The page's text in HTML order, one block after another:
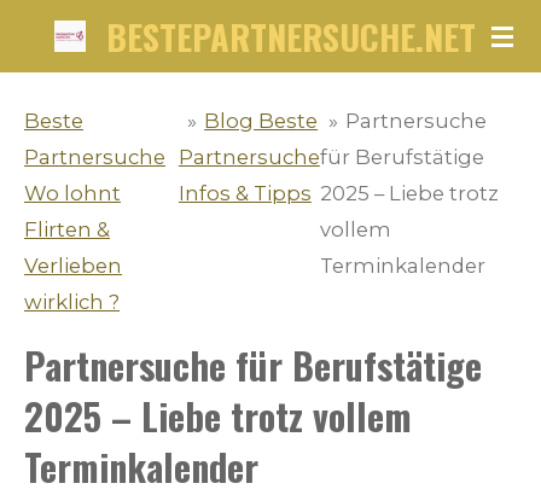
BESTEPARTNERSUCHE.NET
Beste
Partnersuche
Wo lohnt
Flirten &
Verlieben
wirklich ?
» Blog Beste
Partnersuche
Infos & Tipps
» Partnersuche
für Berufstätige
2025 – Liebe trotz
vollem
Terminkalender
Partnersuche für Berufstätige
2025 – Liebe trotz vollem
Terminkalender